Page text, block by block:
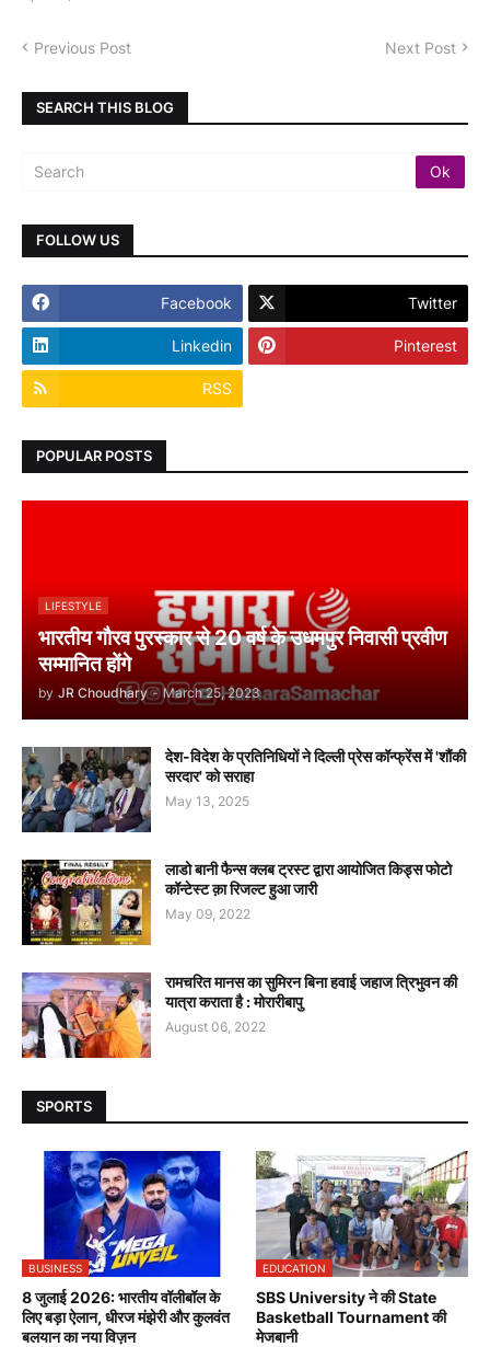
Previous Post Next Post
SEARCH THIS BLOG
FOLLOW US
Facebook Twitter
Linkedin Pinterest
RSS
POPULAR POSTS
LIFESTYLE
भारतीय गौरव पुरस्कार से 20 वर्ष के उधमपुर निवासी प्रवीण
सम्मानित होंगे
by JR Choudhary - March 25, 2023
देश-विदेश के प्रतिनिधियों ने दिल्ली प्रेस कॉन्फ्रेंस में 'शौंकी
सरदार' को सराहा
May 13, 2025
लाडो बानी फैन्स क्लब ट्रस्ट द्वारा आयोजित किड्स फोटो
कॉन्टेस्ट क़ा रिजल्ट हुआ जारी
May 09, 2022
रामचरित मानस का सुमिरन बिना हवाई जहाज त्रिभुवन की
यात्रा कराता है : मोरारीबापु
August 06, 2022
SPORTS
BUSINESS
8 जुलाई 2026: भारतीय वॉलीबॉल के
लिए बड़ा ऐलान, धीरज मंझेरी और कुलवंत
बलयान का नया विज़न
EDUCATION
SBS University ने की State
Basketball Tournament की
मेजबानी